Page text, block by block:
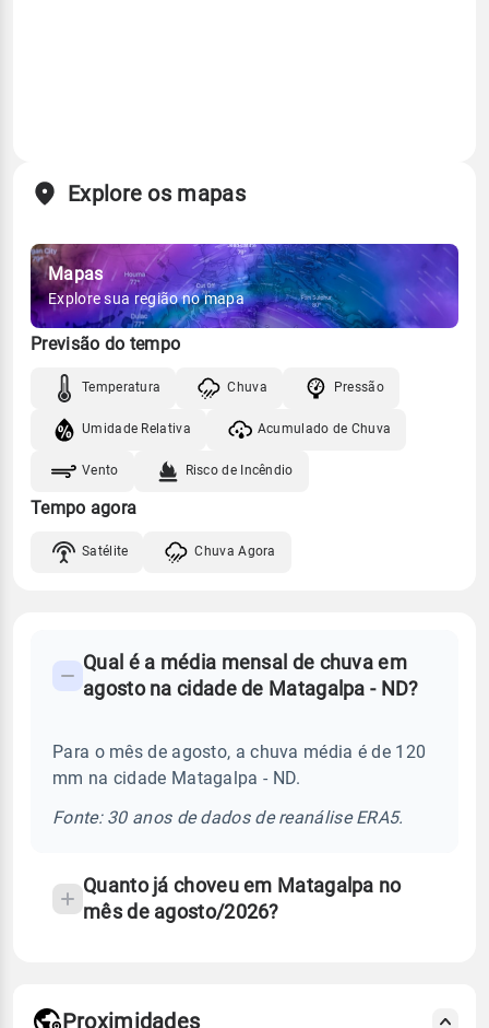
Explore os mapas
Mapas
Explore sua região no mapa
Previsão do tempo
Temperatura Chuva Pressão
Umidade Relativa Acumulado de Chuva
Vento Risco de Incêndio
Tempo agora
Satélite Chuva Agora
Perguntas
sobre
chuva
Qual é a média mensal de chuva em
agosto na cidade de Matagalpa - ND?
Para o mês de agosto, a chuva média é de 120
mm na cidade Matagalpa - ND.
Fonte: 30 anos de dados de reanálise ERA5.
Quanto já choveu em Matagalpa no
mês de agosto/2026?
Proximidades